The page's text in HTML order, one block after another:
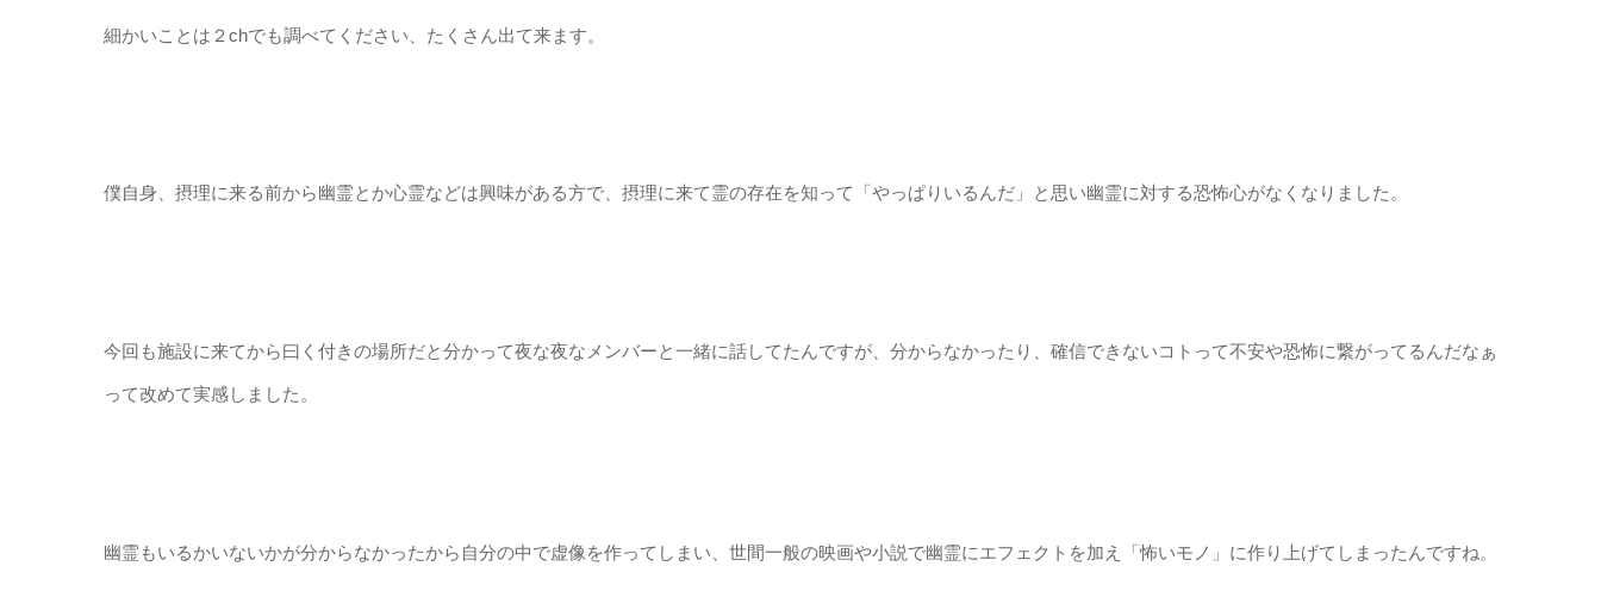
細かいことは２chでも調べてください、たくさん出て来ます。
僕自身、摂理に来る前から幽霊とか心霊などは興味がある方で、摂理に来て霊の存在を知って「やっぱりいるんだ」と思い幽霊に対する恐怖心がなくなりました。
今回も施設に来てから曰く付きの場所だと分かって夜な夜なメンバーと一緒に話してたんですが、分からなかったり、確信できないコトって不安や恐怖に繋がってるんだなぁ
って改めて実感しました。
幽霊もいるかいないかが分からなかったから自分の中で虚像を作ってしまい、世間一般の映画や小説で幽霊にエフェクトを加え「怖いモノ」に作り上げてしまったんですね。